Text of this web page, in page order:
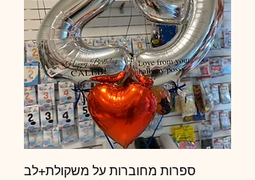
ספרות מחוברות על משקולת+לב